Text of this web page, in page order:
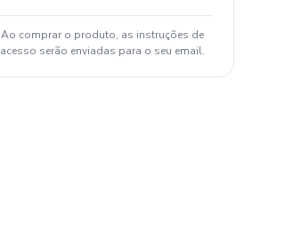
Ao comprar o produto, as instruções de
acesso serão enviadas para o seu email.